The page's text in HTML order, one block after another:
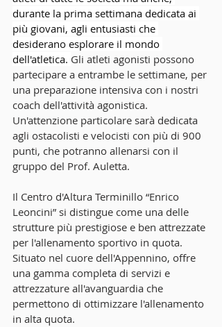
durante la prima settimana dedicata ai
più giovani, agli entusiasti che
desiderano esplorare il mondo
dell'atletica. Gli atleti agonisti possono
partecipare a entrambe le settimane, per
una preparazione intensiva con i nostri
coach dell'attività agonistica.
Un'attenzione particolare sarà dedicata
agli ostacolisti e velocisti con più di 900
punti, che potranno allenarsi con il
gruppo del Prof. Auletta.
Il Centro d'Altura Terminillo “Enrico
Leoncini” si distingue come una delle
strutture più prestigiose e ben attrezzate
per l'allenamento sportivo in quota.
Situato nel cuore dell'Appennino, offre
una gamma completa di servizi e
attrezzature all'avanguardia che
permettono di ottimizzare l'allenamento
in alta quota.